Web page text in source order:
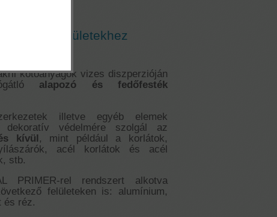
fémfelületekhez
kötőanyagok vizes diszperzióján
alapozó és fedőfesték
illetve egyéb elemek
dekoratív védelmére szolgál az
kívül, mint például a korlátok,
acél korlátok és acél
stb.
PRIMER-rel rendszert alkotva
felületeken is: alumínium,
és réz.